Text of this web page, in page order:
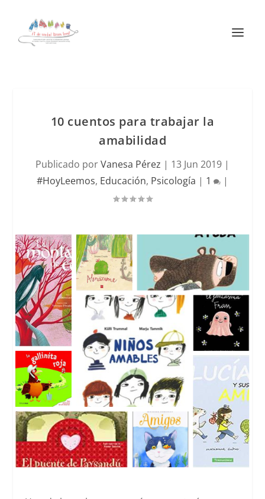
10 cuentos para trabajar la
amabilidad
Publicado porVanesa Pérez | 13 Jun 2019 |
#HoyLeemos, Educación, Psicología | 1 |